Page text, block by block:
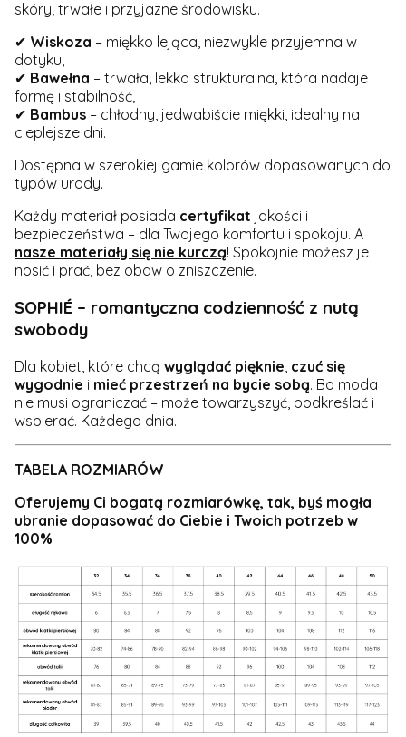
skóry, trwałe i przyjazne środowisku.
✔ Wiskoza – miękko lejąca, niezwykle przyjemna w
dotyku,
✔ Bawełna – trwała, lekko strukturalna, która nadaje
formę i stabilność,
✔ Bambus – chłodny, jedwabiście miękki, idealny na
cieplejsze dni.
Dostępna w szerokiej gamie kolorów dopasowanych do
typów urody.
Każdy materiał posiada certyfikat jakości i
bezpieczeństwa – dla Twojego komfortu i spokoju. A
nasze materiały się nie kurczą! Spokojnie możesz je
nosić i prać, bez obaw o zniszczenie.
SOPHIÉ – romantyczna codzienność z nutą
swobody
Dla kobiet, które chcą wyglądać pięknie czuć się
wygodnie i mieć przestrzeń na bycie sobą. Bo moda
nie musi ograniczać – może towarzyszyć, podkreślać i
wspierać. Każdego dnia.
TABELA ROZMIARÓW
Oferujemy Ci bogatą rozmiarówkę, tak, byś mogła
ubranie dopasować do Ciebie i Twoich potrzeb w
100%